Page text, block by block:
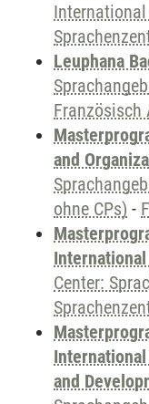
International
Leuphana
Französisch
and
ohne CPs) -
Center:
and